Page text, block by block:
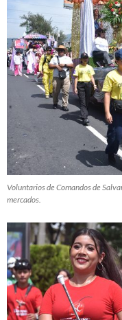
Voluntarios de Comandos de
mercados.